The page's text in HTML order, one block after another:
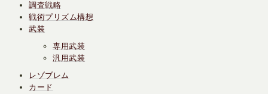
調査戦略
戦術プリズム構想
武装
専用武装
汎用武装
レゾブレム
カード